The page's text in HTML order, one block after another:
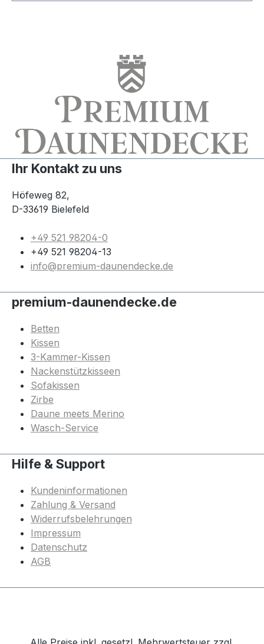
Ihr Kontakt zu uns
Höfeweg 82,
D-33619 Bielefeld
+49 521 98204-0
+49 521 98204-13
info@premium-daunendecke.de
premium-daunendecke.de
Betten
Kissen
3-Kammer-Kissen
Nackenstützkisseen
Sofakissen
Zirbe
Daune meets Merino
Wasch-Service
Hilfe & Support
Kundeninformationen
Zahlung & Versand
Widerrufsbelehrungen
Impressum
Datenschutz
AGB